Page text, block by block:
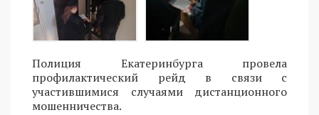
Полиция Екатеринбурга провела
профилактический рейд в связи с
участившимися случаями дистанционного
мошенничества.